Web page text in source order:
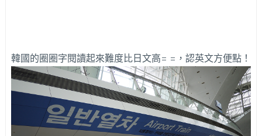
韓國的圈圈字閱讀起來難度比日文高= =，認英文方便點！